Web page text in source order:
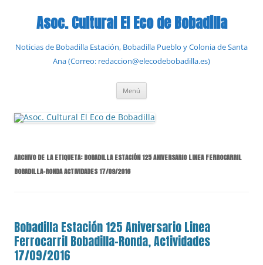
contenidoAsoc. Cultural El Eco de Bobadilla
Noticias de Bobadilla Estación, Bobadilla Pueblo y Colonia de Santa
Ana (Correo: redaccion@elecodebobadilla.es)
Menú
ARCHIVO DE LA ETIQUETA:BOBADILLA ESTACIÓN 125 ANIVERSARIO LINEA FERROCARRIL
BOBADILLA-RONDA ACTIVIDADES 17/09/2016
Bobadilla Estación 125 Aniversario Linea
Ferrocarril Bobadilla-Ronda, Actividades
17/09/2016